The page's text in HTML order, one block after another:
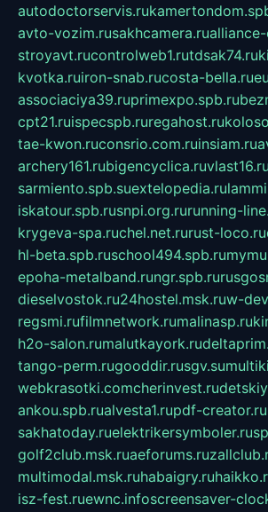
autodoctorservis.ru
avto-vozim.rusakhcamera.ru
stroyavt.rucontrolweb1.rutdsak74.ru
kvotka.ruiron-snab.rucosta-bella.ru
associaciya39.ruprimexpo.spb.ru
cpt21.ruispecspb.ruregahost.ru
tae-kwon.ruconsrio.com.ruinsiam.ru
archery161.rubigencyclica.ruvlast16.ru
sarmiento.spb.suextelopedia.ru
iskatour.spb.rusnpi.org.rurunning-
krygeva-spa.ruchel.net.rurust-loco.ru
hl-beta.spb.ruschool494.spb.ru
epoha-metalband.rungr.spb.ru
dieselvostok.ru24hostel.msk.ruw-
regsmi.rufilmnetwork.rumalinasp.ru
h2o-salon.rumalutkayork.ru
tango-perm.rugooddir.rusgv.su
webkrasotki.comcherinvest.ru
ankou.spb.rualvesta1.rupdf-creator.ru
sakhatoday.ruelektrikersymboler.ru
golf2club.msk.ruaeforums.ru
multimodal.msk.ruhabaigry.ru
isz-fest.ruewnc.infoscreensaver-